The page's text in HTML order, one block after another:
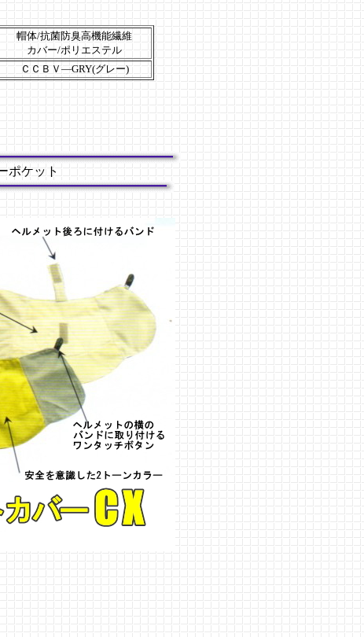
帽体/抗菌防臭高機能繊維
カバー/ポリエステル
ＣＣＢＶ―GRY(グレー)
ケット